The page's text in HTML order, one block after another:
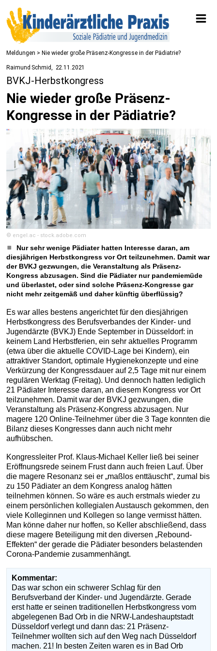
Meldungen > Nie wieder große Präsenz-Kongresse in der Pädiatrie?
Raimund Schmid 22.11.2021
BVKJ-Herbstkongress
Nie wieder große Präsenz-
Kongresse in der Pädiatrie?
© engel.ac - stock.adobe.com
Nur sehr wenige Pädiater hatten Interesse daran, am
diesjährigen Herbstkongress vor Ort teilzunehmen. Damit war
der BVKJ gezwungen, die Veranstaltung als Präsenz-
Kongress abzusagen. Sind die Pädiater nur pandemiemüde
und überlastet, oder sind solche Präsenz-Kongresse gar
nicht mehr zeitgemäß und daher künftig überflüssig?
Es war alles bestens angerichtet für den diesjährigen
Herbstkongress des Berufsverbandes der Kinder- und
Jugendärzte (BVKJ) Ende September in Düsseldorf: in
keinem Land Herbstferien, ein sehr aktuelles Programm
(etwa über die aktuelle COVID-Lage bei Kindern), ein
attraktiver Standort, optimale Hygienekonzepte und eine
Verkürzung der Kongressdauer auf 2,5 Tage mit nur einem
regulären Werktag (Freitag). Und dennoch hatten lediglich
21 Pädiater Interesse daran, an diesem Kongress vor Ort
teilzunehmen. Damit war der BVKJ gezwungen, die
Veranstaltung als Präsenz-Kongress abzusagen. Nur
magere 120 Online-Teilnehmer über die 3 Tage konnten die
Bilanz dieses Kongresses dann auch nicht mehr
aufhübschen.
Kongressleiter Prof. Klaus-Michael Keller ließ bei seiner
Eröffnungsrede seinem Frust dann auch freien Lauf. Über
die magere Resonanz sei er „maßlos enttäuscht“, zumal bis
zu 150 Pädiater an dem Kongress analog hätten
teilnehmen können. So wäre es auch erstmals wieder zu
einem persönlichen kollegialen Austausch gekommen, den
viele Kolleginnen und Kollegen so lange vermisst hätten.
Man könne daher nur hoffen, so Keller abschließend, dass
diese magere Beteiligung mit den diversen „Rebound-
Effekten“ der gerade die Pädiater besonders belastenden
Corona-Pandemie zusammenhängt.
Kommentar:
Das war schon ein schwerer Schlag für den
Berufsverband der Kinder- und Jugendärzte. Gerade
erst hatte er seinen traditionellen Herbstkongress vom
abgelegenen Bad Orb in die NRW-Landeshauptstadt
Düsseldorf verlegt und dann das: 21 Präsenz-
Teilnehmer wollten sich auf den Weg nach Düsseldorf
machen. 21! In besten Zeiten waren es in Bad Orb